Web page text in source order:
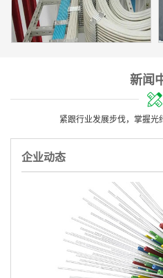
新闻
紧跟行业发展步伐，掌握
企业动态